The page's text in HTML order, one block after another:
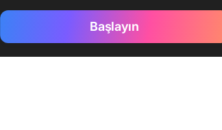
Başlayın